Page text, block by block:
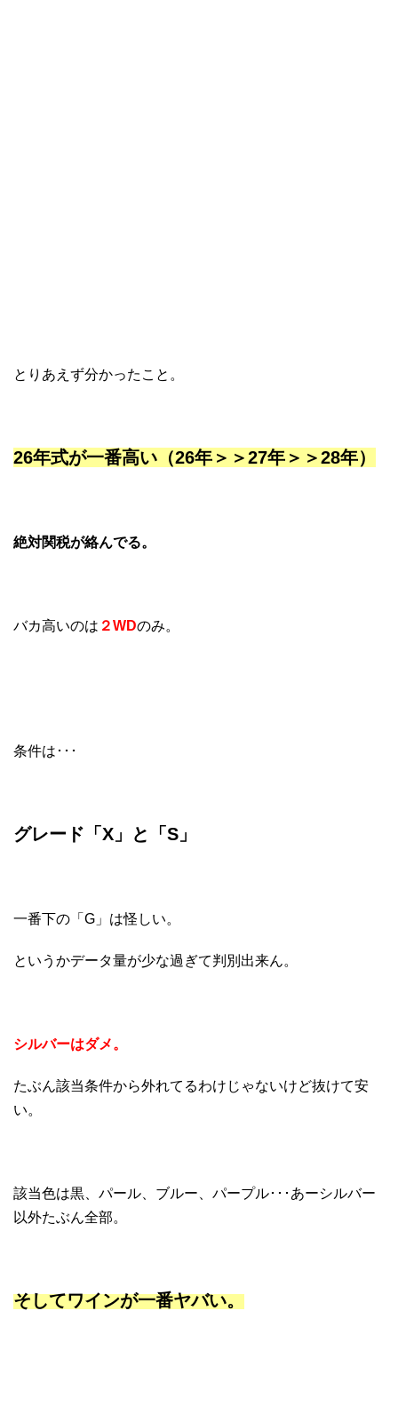
とりあえず分かったこと。
26年式が一番高い（26年＞＞27年＞＞28年）
絶対関税が絡んでる。
バカ高いのは ２WDのみ。
条件は･･･
グレード「X」と「S」
一番下の「G」は怪しい。
というかデータ量が少な過ぎて判別出来ん。
シルバーはダメ。
たぶん該当条件から外れてるわけじゃないけど抜けて安
い。
該当色は黒、パール、ブルー、パープル･･･あーシルバー
以外たぶん全部。
そしてワインが一番ヤバい。